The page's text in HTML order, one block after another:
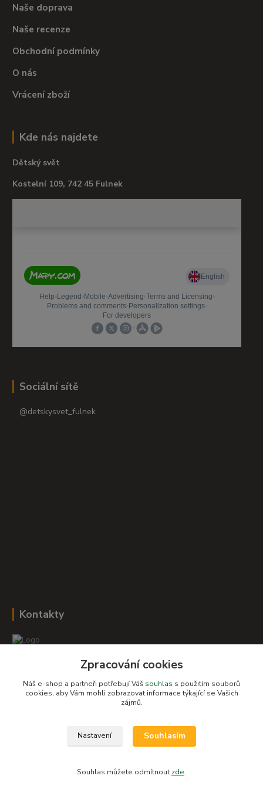
Naše doprava
Naše recenze
Obchodní podmínky
O nás
Vrácení zboží
Kde nás najdete
Dětský svět
Kostelní 109, 742 45 Fulnek
Sociální sítě
@detskysvet_fulnek
Kontakty
+420 604 278 943
obchod-detskysvet@seznam.cz
Zpracování cookies
Náš e-shop a partneři potřebují Váš souhlas s použitím souborů
cookies, aby Vám mohli zobrazovat informace týkající se Vašich
zájmů.
Nastavení Souhlasím
Souhlas můžete odmítnout zde.